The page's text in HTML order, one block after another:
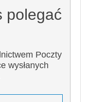
polegać
Poczty
wysłanych